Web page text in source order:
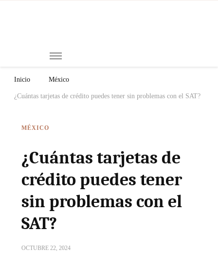
Inicio México
¿Cuántas tarjetas de crédito puedes tener sin problemas con el SAT?
MÉXICO
¿Cuántas tarjetas de
crédito puedes tener
sin problemas con el
SAT?
OCTUBRE 22, 2024